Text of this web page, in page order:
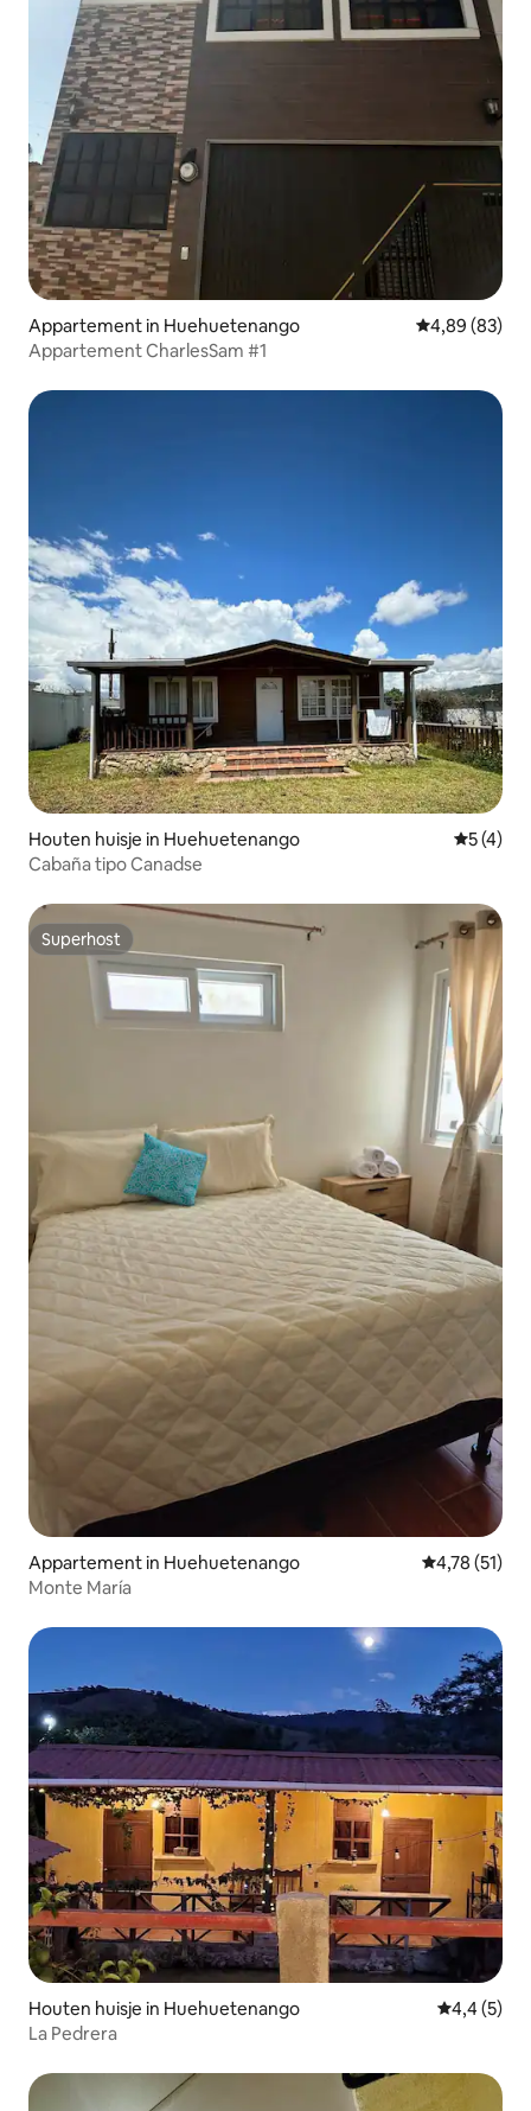
Appartement in Huehuetenango Gemiddelde
4,89 (83)
Appartement CharlesSam #1
Houten huisje in Huehuetenango
5 (4)
Cabaña tipo Canadse
Superhost
Superhost
Appartement in Huehuetenango Gemiddelde
4,78 (51)
Monte María
Houten huisje in Huehuetenango
4,4 (5)
La Pedrera